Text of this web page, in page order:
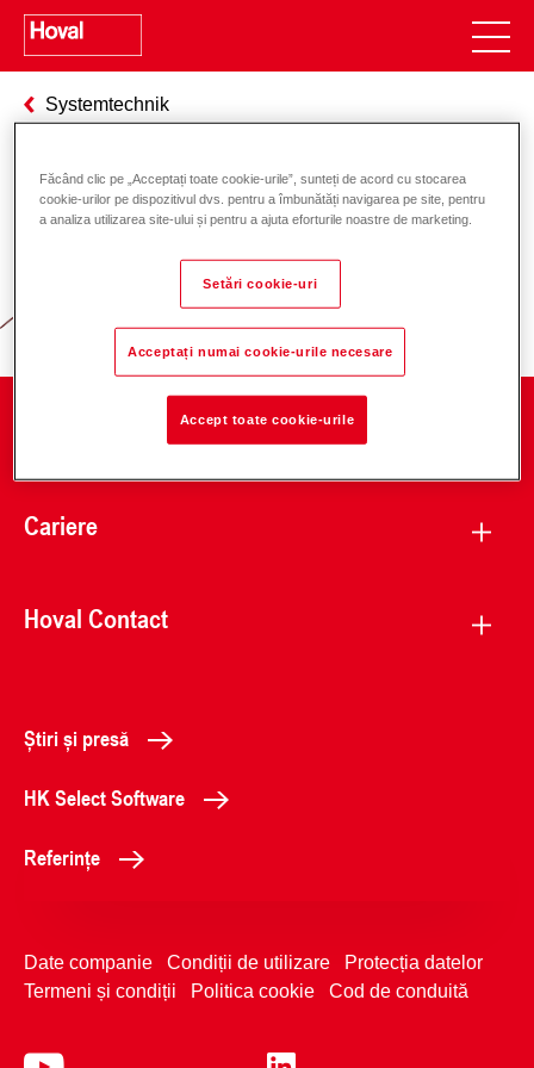
Systemtechnik
Responsabilitate pentru energie și
mediu
Cariere
Hoval Contact
Știri și presă
HK Select Software
Referințe
Date companie Condiții de utilizare
Protecția datelor
Termeni și condiții
Politica cookie Cod de conduită
Făcând clic pe „Acceptați toate cookie-urile”, sunteți de acord cu stocarea
cookie-urilor pe dispozitivul dvs. pentru a îmbunătăți navigarea pe site, pentru
a analiza utilizarea site-ului și pentru a ajuta eforturile noastre de marketing.
Setări cookie-uri
Acceptați numai cookie-urile necesare
Accept toate cookie-urile